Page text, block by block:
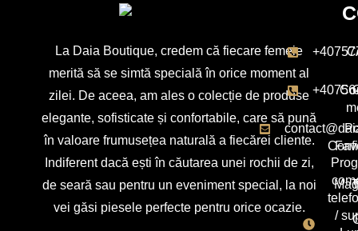
La Daia Boutique, credem că fiecare femeie
merită să se simtă specială în orice moment al
zilei. De aceea, am ales o colecție de produse
elegante, sofisticate și confortabile, care să pună
în valoare frumusețea naturală a fiecărei cliente.
Indiferent dacă ești în căutarea unei rochii de zi,
de seară sau pentru un eveniment special, la noi
vei găsi piesele perfecte pentru orice ocazie.
/